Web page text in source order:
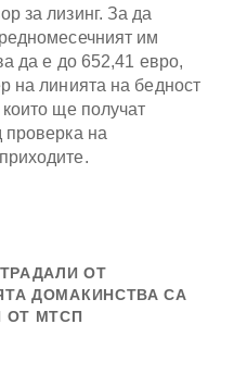
за лизинг. За да
им
да е до 652,41 евро,
на линията на бедност
ще получат
проверка на
ОТ
ДОМАКИНСТВА СА
ОТ МТСП